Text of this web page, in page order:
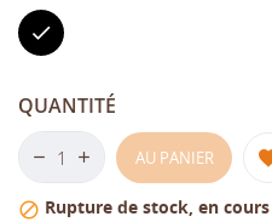
Noir
QUANTITÉ
AU PANIER
 Rupture de stock, en